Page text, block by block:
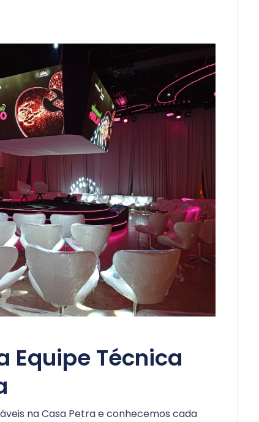
Equipe Técnica
na Casa Petra e conhecemos cada